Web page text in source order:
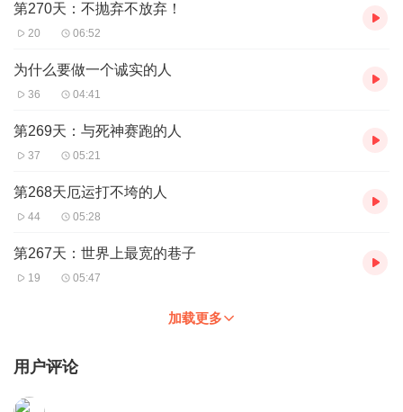
第270天：不抛弃不放弃！
20 06:52
为什么要做一个诚实的人
36 04:41
第269天：与死神赛跑的人
37 05:21
第268天厄运打不垮的人
44 05:28
第267天：世界上最宽的巷子
19 05:47
加载更多
用户评论